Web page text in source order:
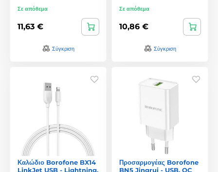
Σε απόθεμα
11,63 €
Σύγκριση
Σε απόθεμα
10,86 €
Σύγκριση
Καλώδιο Borofone BX14
LinkJet USB - Lightning,
Προσαρμογέας Borofone
BN5 Jingrui - USB, QC